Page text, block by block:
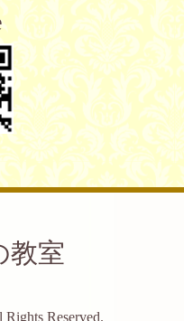
教室
Rights Reserved.